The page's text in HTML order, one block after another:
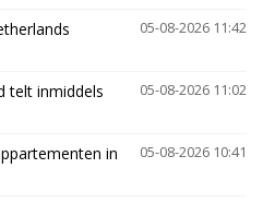
05-08-2026 11:42
05-08-2026 11:02
telt inmiddels
05-08-2026 10:41
in